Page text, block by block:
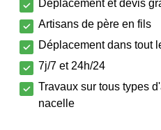
Déplacement et devis
Artisans de père en fils
Déplacement dans tout
7j/7 et 24h/24
Travaux sur tous types
nacelle